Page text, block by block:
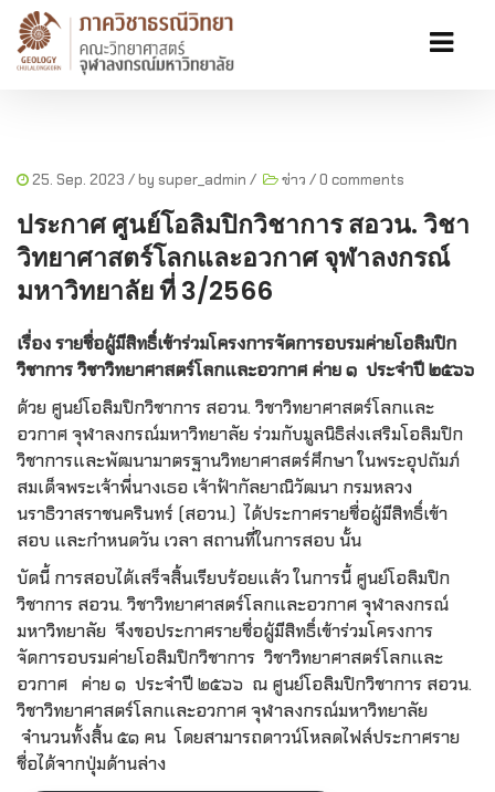
25. Sep. 2023 / by super_admin / ข่าว /0 comments
ประกาศ ศูนย์โอลิมปิกวิชาการ สอวน. วิชา
วิทยาศาสตร์โลกและอวกาศ จุฬาลงกรณ์
มหาวิทยาลัย ที่ 3/2566
เรื่องรายชื่อผู้มีสิทธิ์เข้าร่วมโครงการจัดการอบรมค่ายโอลิมปิก
วิชาการวิชาวิทยาศาสตร์โลกและอวกาศ ค่าย ๑ ประจำปี ๒๕๖๖
ด้วย ศูนย์โอลิมปิกวิชาการ สอวน. วิชาวิทยาศาสตร์โลกและ
อวกาศ จุฬาลงกรณ์มหาวิทยาลัย ร่วมกับมูลนิธิส่งเสริมโอลิมปิก
วิชาการและพัฒนามาตรฐานวิทยาศาสตร์ศึกษา ในพระอุปถัมภ์
สมเด็จพระเจ้าพี่นางเธอ เจ้าฟ้ากัลยาณิวัฒนา กรมหลวง
นราธิวาสราชนครินทร์ (สอวน.) ได้ประกาศรายชื่อผู้มีสิทธิ์เข้า
สอบ และกำหนดวัน เวลา สถานที่ในการสอบ นั้น
บัดนี้ การสอบได้เสร็จสิ้นเรียบร้อยแล้ว ในการนี้ ศูนย์โอลิมปิก
วิชาการ สอวน. วิชาวิทยาศาสตร์โลกและอวกาศ จุฬาลงกรณ์
มหาวิทยาลัย จึงขอประกาศรายชื่อผู้มีสิทธิ์เข้าร่วมโครงการ
จัดการอบรมค่ายโอลิมปิกวิชาการ วิชาวิทยาศาสตร์โลกและ
อวกาศ ค่าย ๑ ประจำปี ๒๕๖๖ ณ ศูนย์โอลิมปิกวิชาการ สอวน.
วิชาวิทยาศาสตร์โลกและอวกาศ จุฬาลงกรณ์มหาวิทยาลัย
จำนวนทั้งสิ้น ๕๑ คน โดยสามารถดาวน์โหลดไฟล์ประกาศราย
ชื่อได้จากปุ่มด้านล่าง